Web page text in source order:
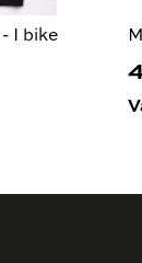
I bike